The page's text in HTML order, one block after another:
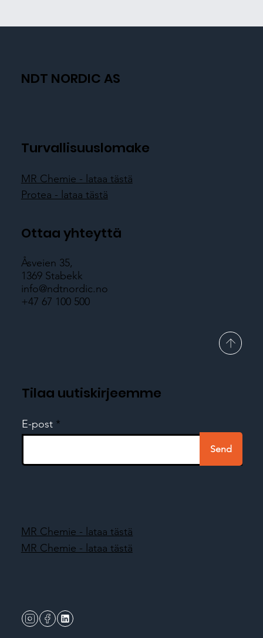
NDT NORDIC AS
Turvallisuuslomake
MR Chemie - lataa tästä
Protea - lataa tästä
Ottaa yhteyttä
Åsveien 35,
1369 Stabekk
info@ndtnordic.no
+47 67 100 500
Tilaa uutiskirjeemme
E-post
Send
MR Chemie - lataa tästä
MR Chemie - lataa tästä